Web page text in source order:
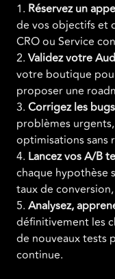
1. Réservez un
de vos objectifs et
CRO ou Service
2.Validez votre
votre boutique
proposer une
3. Corrigez les
problèmes
optimisations sans
4. Lancez vos A/B
chaque hypothèse
taux de
5. Analysez,
définitivement les
de nouveaux tests
continue.